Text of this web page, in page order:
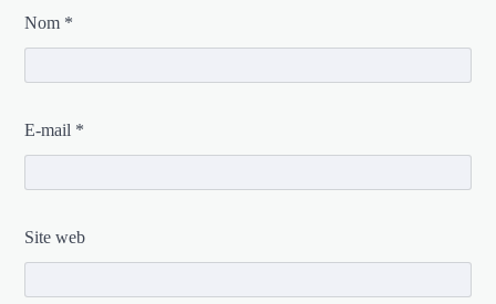
Nom *
E-mail *
Site web